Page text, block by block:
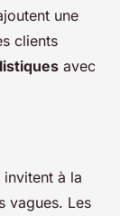
une
clients
avec
invitent à la
vagues. Les